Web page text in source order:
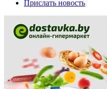
Прислать новость